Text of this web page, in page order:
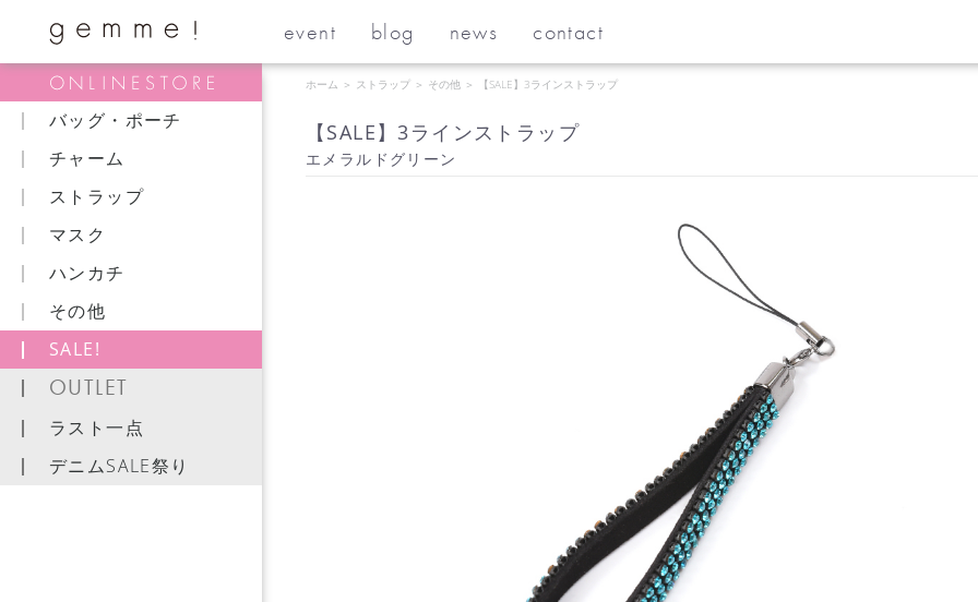
event blog news contact
バッグ・ポーチ
チャーム
ストラップ
マスク
ハンカチ
その他
SALE!
OUTLET
ラスト一点
デニムSALE祭り
ホーム ＞ ストラップ ＞ その他 ＞ 【SALE】3ラインストラップ
【SALE】3ラインストラップ
エメラルドグリーン